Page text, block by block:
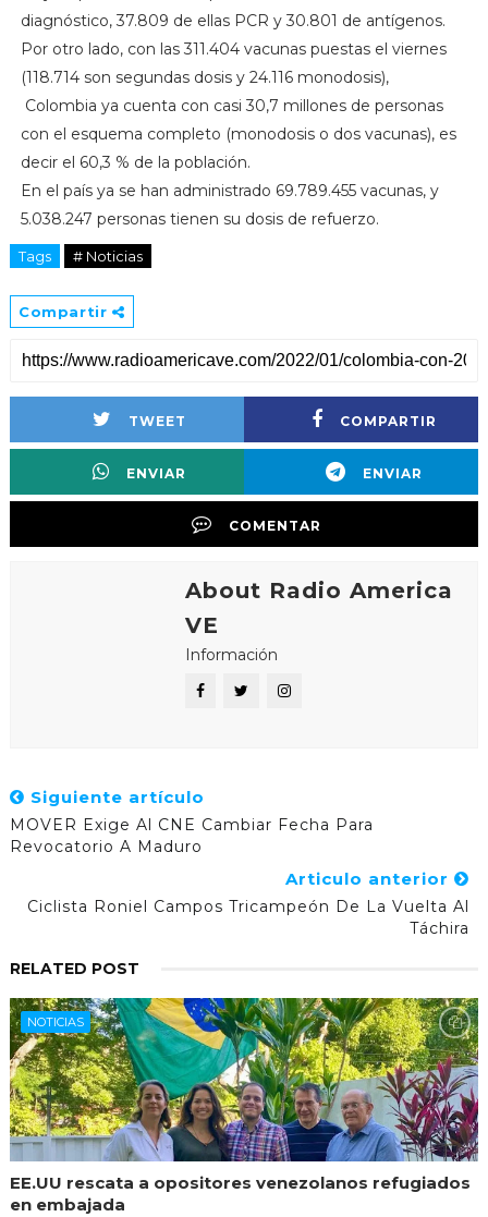
diagnóstico, 37.809 de ellas PCR y 30.801 de antígenos.
Por otro lado, con las 311.404 vacunas puestas el viernes
(118.714 son segundas dosis y 24.116 monodosis),
Colombia ya cuenta con casi 30,7 millones de personas
con el esquema completo (monodosis o dos vacunas), es
decir el 60,3 % de la población.
En el país ya se han administrado 69.789.455 vacunas, y
5.038.247 personas tienen su dosis de refuerzo.
Tags # Noticias
Compartir
TWEET COMPARTIR
ENVIAR ENVIAR
COMENTAR
About Radio America
VE
Información
Siguiente artículo
MOVER Exige Al CNE Cambiar Fecha Para
Revocatorio A Maduro
Articulo anterior
Ciclista Roniel Campos Tricampeón De La Vuelta Al
Táchira
RELATED POST
NOTICIAS
EE.UU rescata a opositores venezolanos refugiados
en embajada